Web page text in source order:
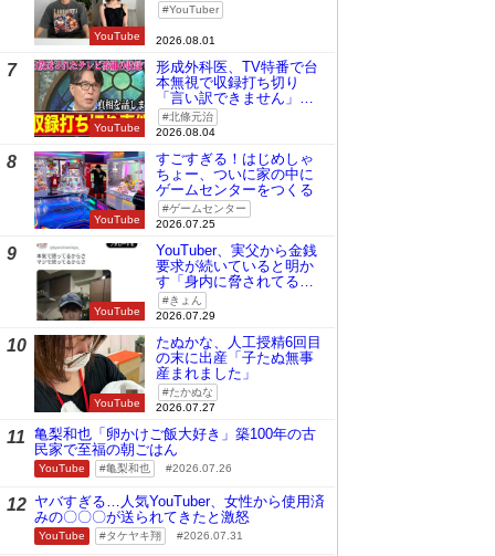
YouTube
YouTuber
2026.08.01
7
YouTube
形成外科医、TV特番で台
本無視で収録打ち切り
「言い訳できません」と
謝罪北條元治
2026.08.04
8
YouTube
すごすぎる！はじめしゃ
ちょー、ついに家の中に
ゲームセンターをつくる
ゲームセンター
2026.07.25
9
YouTube
YouTuber、実父から金銭
要求が続いていると明か
す「身内に脅されてる
の」きょん
2026.07.29
10
YouTube
たぬかな、人工授精6回目
の末に出産「子たぬ無事
産まれました」
たかぬな
2026.07.27
11
亀梨和也「卵かけご飯大好き」築100年の古
民家で至福の朝ごはん
YouTube 亀梨和也 2026.07.26
12 ヤバすぎる…人気YouTuber、女性から使用済
みの〇〇〇が送られてきたと激怒
YouTube タケヤキ翔 2026.07.31